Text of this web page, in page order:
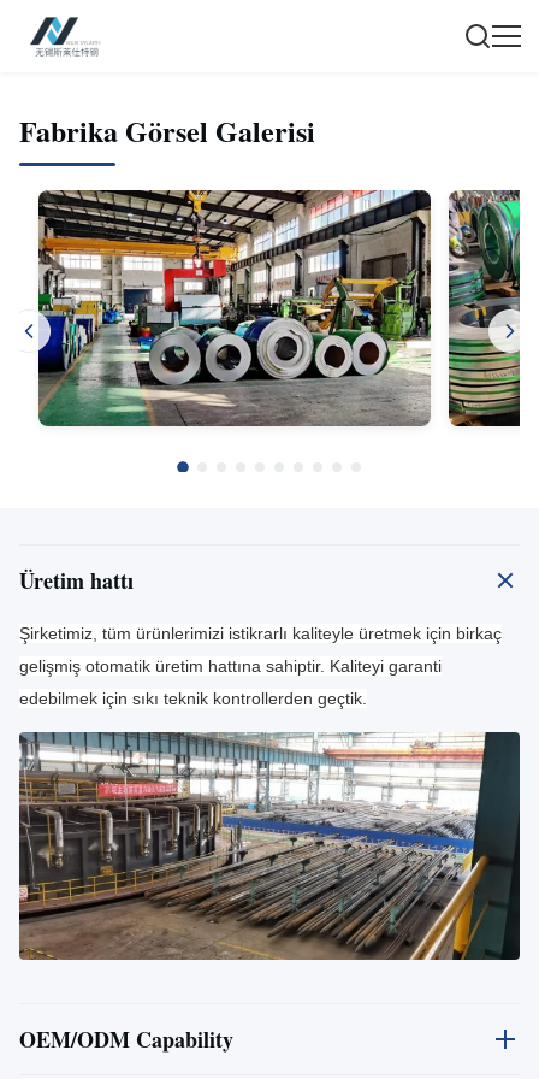
Fabrika Görsel Galerisi
Üretim hattı
Şirketimiz, tüm ürünlerimizi istikrarlı kaliteyle üretmek için birkaç
gelişmiş otomatik üretim hattına sahiptir. Kaliteyi garanti
edebilmek için sıkı teknik kontrollerden geçtik.
OEM/ODM Capability